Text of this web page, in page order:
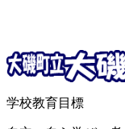
学校教育目標